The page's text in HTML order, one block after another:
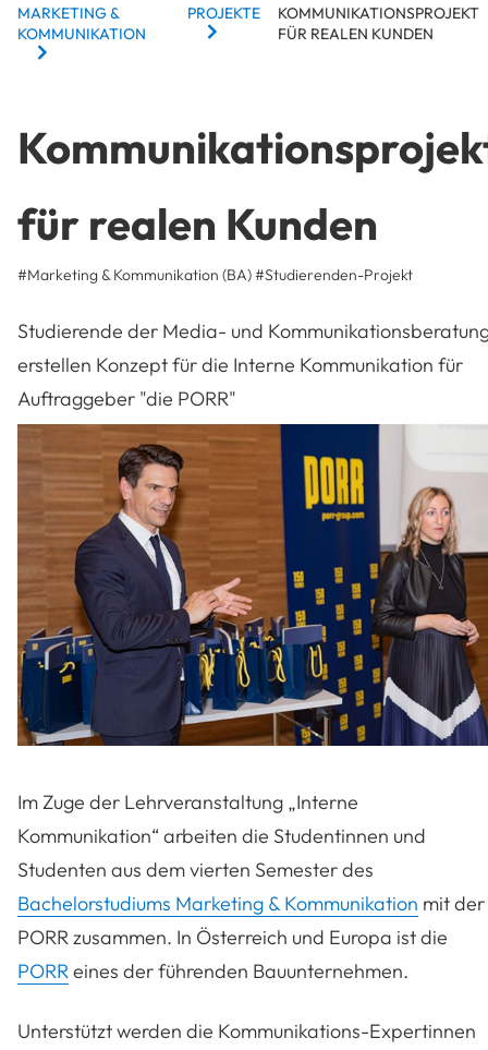
BREADCRUMBS
MARKETING &
KOMMUNIKATION
PROJEKTE
KOMMUNIKATIONSPROJEKT
FÜR REALEN KUNDEN
für realen Kunden
#Marketing & Kommunikation (BA)#Studierenden-Projekt
Studierende der Media- und
erstellen Konzept für die Interne Kommunikation für
Auftraggeber "die PORR"
Im Zuge der Lehrveranstaltung „Interne
Kommunikation“ arbeiten die Studentinnen und
Studenten aus dem vierten Semester des
Bachelorstudiums Marketing & Kommunikation mit der
PORR zusammen. In Österreich und Europa ist die
PORReines der führenden Bauunternehmen.
Unterstützt werden die Kommunikations-Expertinnen